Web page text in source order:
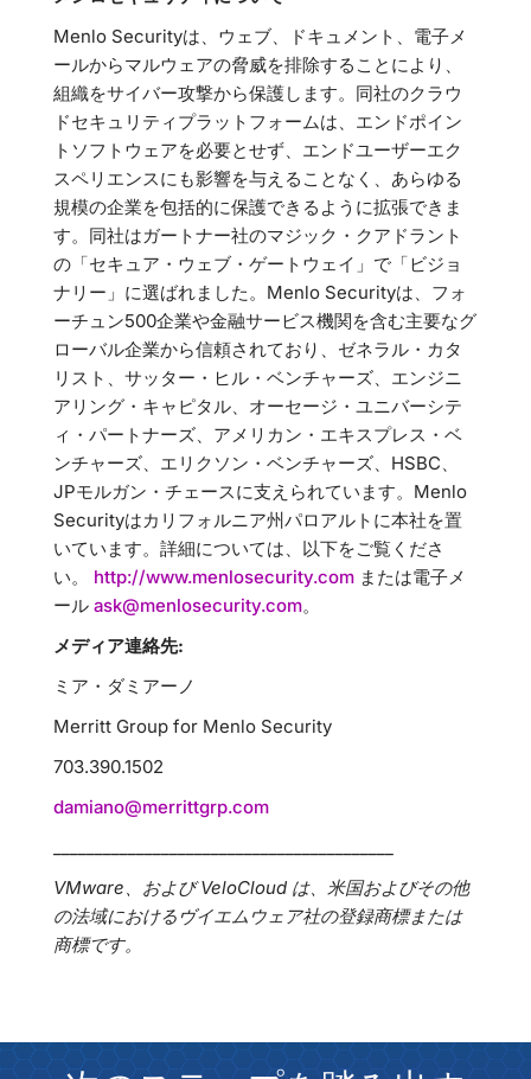
Menlo Securityは、ウェブ、ドキュメント、電子メ
ールからマルウェアの脅威を排除することにより、
組織をサイバー攻撃から保護します。同社のクラウ
ドセキュリティプラットフォームは、エンドポイン
トソフトウェアを必要とせず、エンドユーザーエク
スペリエンスにも影響を与えることなく、あらゆる
規模の企業を包括的に保護できるように拡張できま
す。同社はガートナー社のマジック・クアドラント
の「セキュア・ウェブ・ゲートウェイ」で「ビジョ
ナリー」に選ばれました。Menlo Securityは、フォ
ーチュン500企業や金融サービス機関を含む主要なグ
ローバル企業から信頼されており、ゼネラル・カタ
リスト、サッター・ヒル・ベンチャーズ、エンジニ
アリング・キャピタル、オーセージ・ユニバーシテ
ィ・パートナーズ、アメリカン・エキスプレス・ベ
ンチャーズ、エリクソン・ベンチャーズ、HSBC、
JPモルガン・チェースに支えられています。Menlo
Securityはカリフォルニア州パロアルトに本社を置
いています。詳細については、以下をご覧くださ
い。 http://www.menlosecurity.com または電子メ
ール ask@menlosecurity.com。
メディア連絡先:
ミア・ダミアーノ
Merritt Group for Menlo Security
703.390.1502
damiano@merrittgrp.com
VMware、および VeloCloud は、米国およびその他
の法域におけるヴイエムウェア社の登録商標または
商標です。